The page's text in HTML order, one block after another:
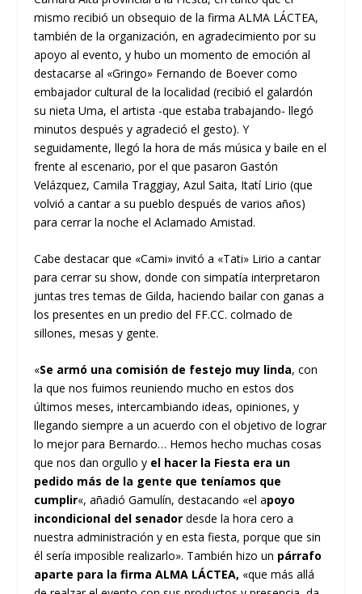
mismo recibió un obsequio de la firma ALMA LÁCTEA,
también de la organización, en agradecimiento por su
apoyo al evento, y hubo un momento de emoción al
destacarse al «Gringo» Fernando de Boever como
embajador cultural de la localidad (recibió el galardón
su nieta Uma, el artista -que estaba trabajando- llegó
minutos después y agradeció el gesto). Y
seguidamente, llegó la hora de más música y baile en el
frente al escenario, por el que pasaron Gastón
Velázquez, Camila Traggiay, Azul Saita, Itatí Lirio (que
volvió a cantar a su pueblo después de varios años)
para cerrar la noche el Aclamado Amistad.
Cabe destacar que «Cami» invitó a «Tati» Lirio a cantar
para cerrar su show, donde con simpatía interpretaron
juntas tres temas de Gilda, haciendo bailar con ganas a
los presentes en un predio del FF.CC. colmado de
sillones, mesas y gente.
«Se armó una comisión de festejo muy linda, con
la que nos fuimos reuniendo mucho en estos dos
últimos meses, intercambiando ideas, opiniones, y
llegando siempre a un acuerdo con el objetivo de lograr
lo mejor para Bernardo… Hemos hecho muchas cosas
que nos dan orgullo y el hacer la Fiesta era un
pedido más de la gente que teníamos que
cumplir«, añadió Gamulín, destacando «el apoyo
incondicional del senador desde la hora cero a
nuestra administración y en esta fiesta, porque que sin
él sería imposible realizarlo». También hizo un párrafo
aparte para la firma ALMA LÁCTEA, «que más allá